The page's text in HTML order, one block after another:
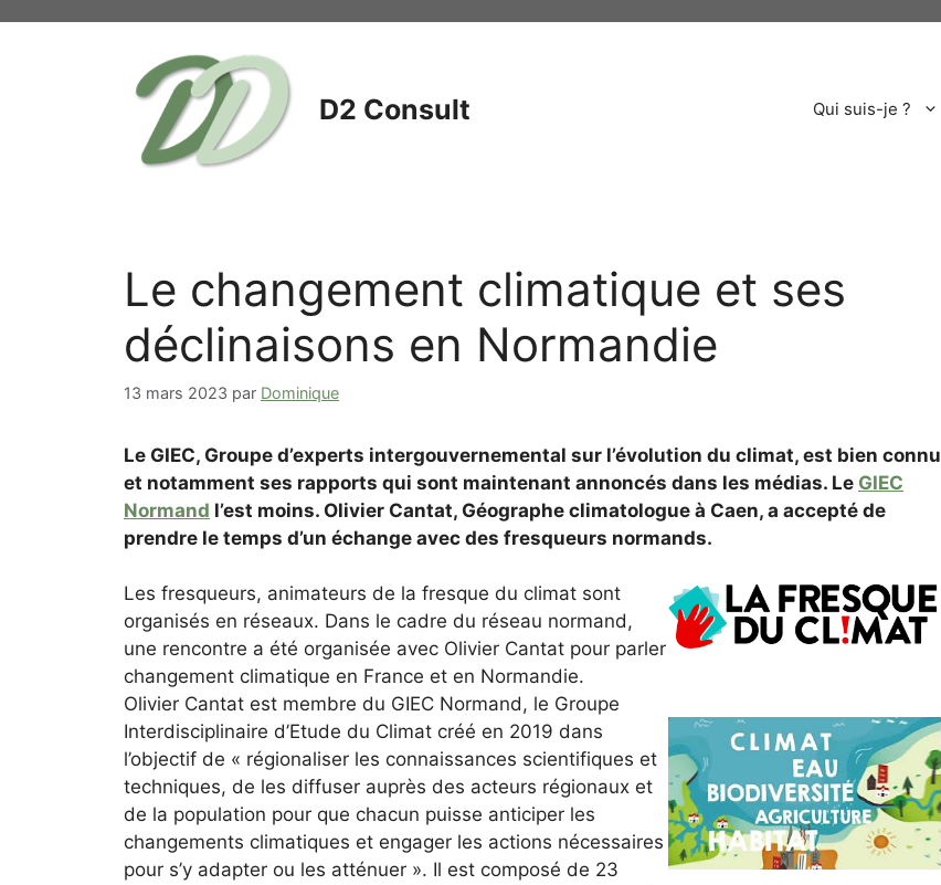
D2 Consult Qui suis-je ?
Le changement climatique et ses
déclinaisons en Normandie
13 mars 2023 par Dominique
Le GIEC, Groupe d’experts intergouvernemental sur l’évolution du climat, est bien connu
et notamment ses rapports qui sont maintenant annoncés dans les médias. Le GIEC
Normand l’est moins. Olivier Cantat, Géographe climatologue à Caen, a accepté de
prendre le temps d’un échange avec des fresqueurs normands.
Les fresqueurs, animateurs de la fresque du climat sont
organisés en réseaux. Dans le cadre du réseau normand,
une rencontre a été organisée avec Olivier Cantat pour parler
changement climatique en France et en Normandie.
Olivier Cantat est membre du GIEC Normand, le Groupe
Interdisciplinaire d’Etude du Climat créé en 2019 dans
l’objectif de « régionaliser les connaissances scientifiques et
techniques, de les diffuser auprès des acteurs régionaux et
de la population pour que chacun puisse anticiper les
changements climatiques et engager les actions nécessaires
pour s’y adapter ou les atténuer ». Il est composé de 23